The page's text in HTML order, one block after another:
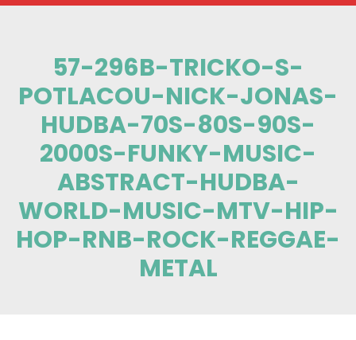
57-296B-TRICKO-S-
POTLACOU-NICK-JONAS-
HUDBA-70S-80S-90S-
2000S-FUNKY-MUSIC-
ABSTRACT-HUDBA-
WORLD-MUSIC-MTV-HIP-
HOP-RNB-ROCK-REGGAE-
METAL